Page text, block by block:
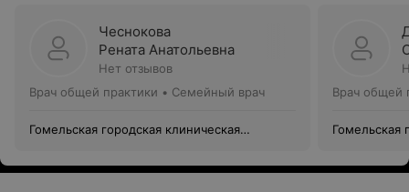
Чеснокова
Рената Анатольевна
Нет отзывов
Врач общей практики • Семейный врач
Гомельская городская клиническая
Врач общей
Гомельская